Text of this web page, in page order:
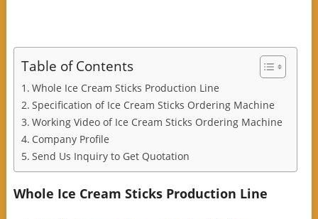
Table of Contents
Whole Ice Cream Sticks Production Line
Specification of Ice Cream Sticks Ordering Machine
Working Video of Ice Cream Sticks Ordering Machine
Company Profile
Send Us Inquiry to Get Quotation
Whole Ice Cream Sticks Production Line